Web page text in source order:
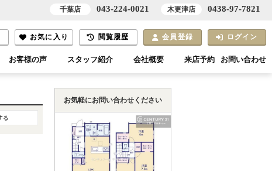
お気に入り 閲覧履歴 会員登録 ログイン
お客様の声 スタッフ紹介 会社概要 来店予約 お問い合わせ
お気軽にお問い合わせください
千葉店 043-224-0021 木更津店 0438-97-7821